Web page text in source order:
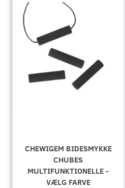
CHEWIGEM BIDESMYKKE
CHUBES
MULTIFUNKTIONELLE -
VÆLG FARVE